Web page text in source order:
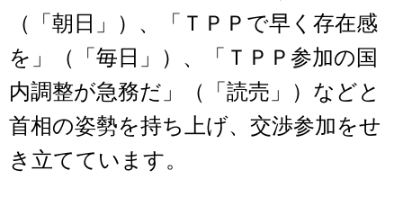
（「朝日」）、「ＴＰＰで早く存在感
を」（「毎日」）、「ＴＰＰ参加の国
内調整が急務だ」（「読売」）などと
首相の姿勢を持ち上げ、交渉参加をせ
き立てています。